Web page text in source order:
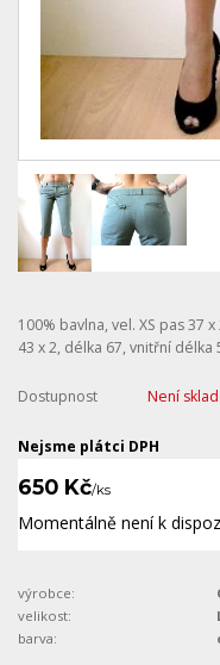
100% bavlna, vel. XS pas 37
43 x 2, délka 67, vnitřní délka
Dostupnost Není
Nejsme plátci DPH
650 Kč/ks
Momentálně není k
výrobce:
velikost:
barva: